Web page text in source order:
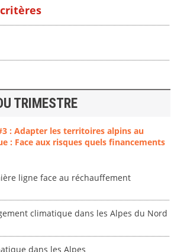
TRIMESTRE
: Adapter les territoires alpins au
: Face aux risques quels financements
ligne face au réchauffement
climatique dans les Alpes du Nord
dans les Alpes